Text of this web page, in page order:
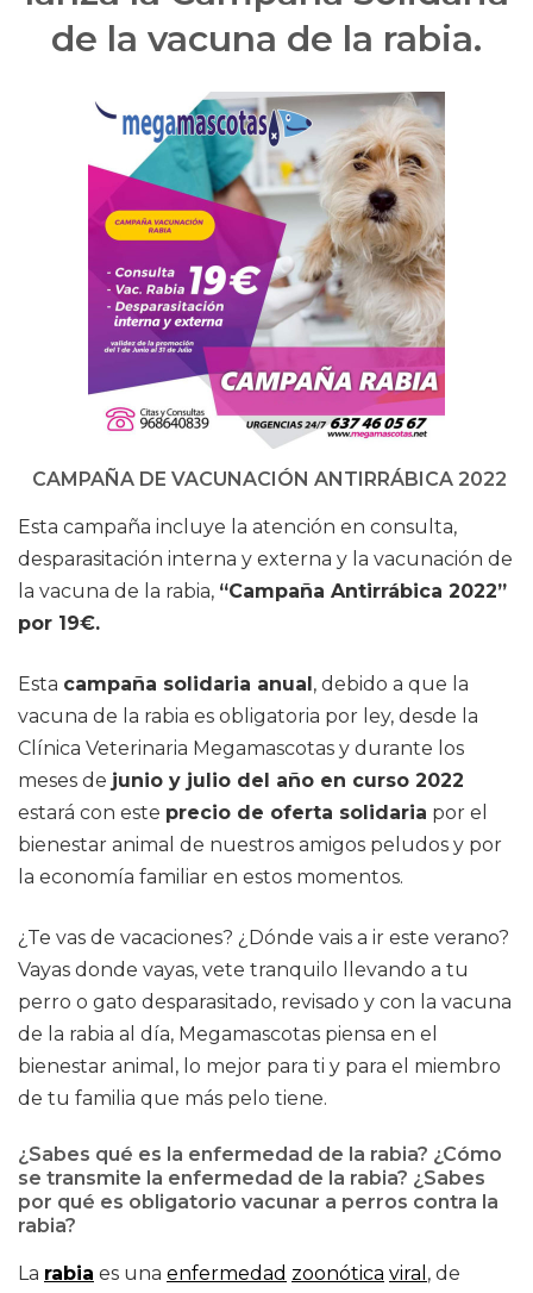
de la vacuna de la rabia.
CAMPAÑA DE VACUNACIÓN ANTIRRÁBICA 2022
Esta campaña incluye la atención en consulta,
desparasitación interna y externa y la vacunación de
la vacuna de la rabia, “Campaña Antirrábica 2022”
por 19€.
Esta campaña solidaria anual, debido a que la
vacuna de la rabia es obligatoria por ley, desde la
Clínica Veterinaria Megamascotas y durante los
meses de junio y julio del año en curso 2022
estará con este precio de oferta solidaria por el
bienestar animal de nuestros amigos peludos y por
la economía familiar en estos momentos.
¿Te vas de vacaciones? ¿Dónde vais a ir este verano?
Vayas donde vayas, vete tranquilo llevando a tu
perro o gato desparasitado, revisado y con la vacuna
de la rabia al día, Megamascotas piensa en el
bienestar animal, lo mejor para ti y para el miembro
de tu familia que más pelo tiene.
¿Sabes qué es la enfermedad de la rabia? ¿Cómo
se transmite la enfermedad de la rabia? ¿Sabes
por qué es obligatorio vacunar a perros contra la
rabia?
La rabia es una enfermedad zoonótica viral , de